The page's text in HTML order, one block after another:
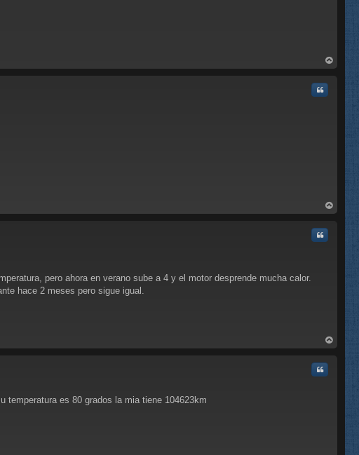
rri
ba
Citar
rri
ba
Citar
pero ahora en verano sube a 4 y el motor desprende mucha calor.
hace 2 meses pero sigue igual.
rri
ba
Citar
temperatura es 80 grados la mia tiene 104623km